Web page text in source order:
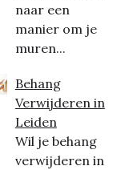
naar een
manier om je
muren...
Behang
Verwijderen in
Leiden
Wil je behang
verwijderen in